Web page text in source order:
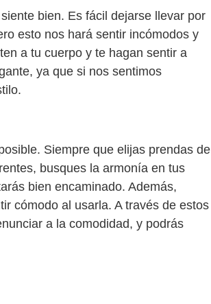
bien. Es fácil dejarse llevar por
esto nos hará sentir incómodos y
a tu cuerpo y te hagan sentir a
ya que si nos sentimos
Siempre que elijas prendas de
busques la armonía en tus
bien encaminado. Además,
cómodo al usarla. A través de estos
a la comodidad, y podrás